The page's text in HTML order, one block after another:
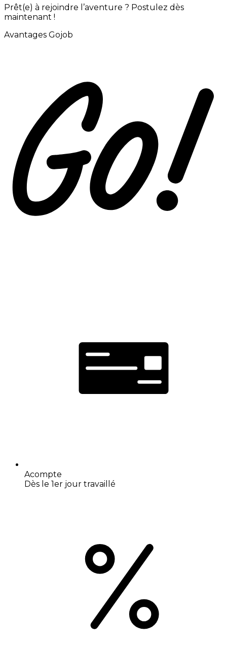
Prêt(e) à rejoindre l’aventure ? Postulez dès
maintenant !
Avantages Gojob
Acompte
Dès le 1er jour travaillé